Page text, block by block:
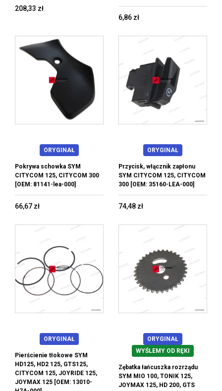
208,33 zł
6,86 zł
ORYGINAŁ
Pokrywa schowka SYM
CITYCOM 125, CITYCOM 300
[OEM: 81141-lea-000]
66,67 zł
ORYGINAŁ
Przycisk, włącznik zapłonu
SYM CITYCOM 125, CITYCOM
300 [OEM: 35160-LEA-000]
74,48 zł
ORYGINAŁ
Pierścienie tłokowe SYM
HD125, HD2 125, GTS125,
CITYCOM 125, JOYRIDE 125,
JOYMAX 125 [OEM: 13010-
ORYGINAŁ
WYŚLEMY OD RĘKI
Zębatka łańcuszka rozrządu
SYM MIO 100, TONIK 125,
JOYMAX 125, HD 200, GTS